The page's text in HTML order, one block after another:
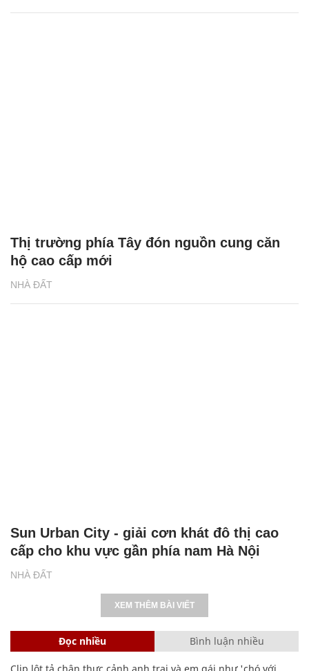
NHÀ ĐẤT
Thị trường phía Tây đón nguồn cung căn
hộ cao cấp mới
NHÀ ĐẤT
Sun Urban City - giải cơn khát đô thị cao
cấp cho khu vực gần phía nam Hà Nội
XEM THÊM BÀI VIẾT
Đọc nhiều Bình luận nhiều